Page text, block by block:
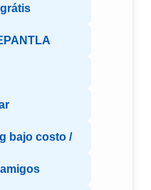
bajo costo /